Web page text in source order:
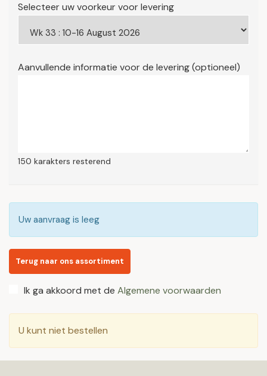
Selecteer uw voorkeur voor levering
Aanvullende informatie voor de levering (optioneel)
150 karakters resterend
Uw aanvraag is leeg
Terug naar ons assortiment
Ik ga akkoord met de Algemene voorwaarden
U kunt niet bestellen